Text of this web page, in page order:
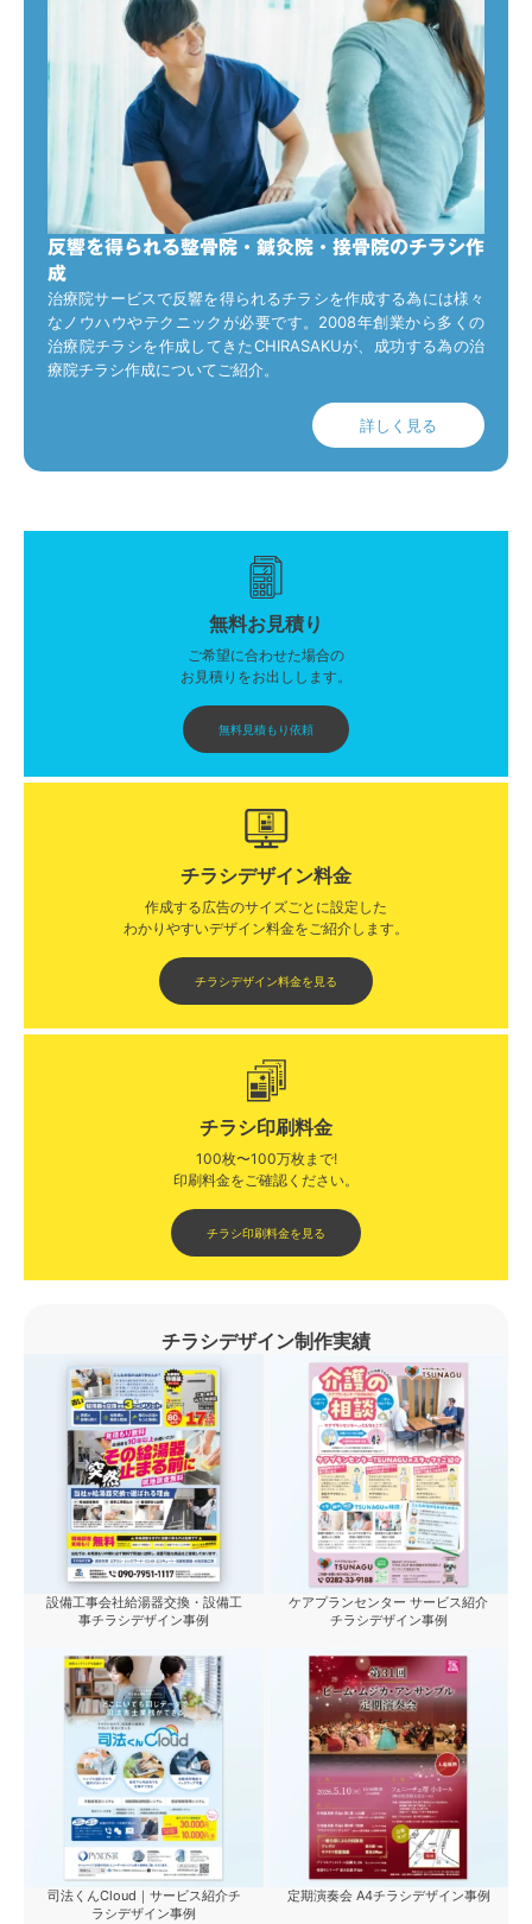
反響を得られる整骨院・鍼灸院・接骨院のチラシ作
成
治療院サービスで反響を得られるチラシを作成する為には様々
なノウハウやテクニックが必要です。2008年創業から多くの
治療院チラシを作成してきたCHIRASAKUが、成功する為の治
療院チラシ作成についてご紹介。
詳しく見る
無料お見積り
ご希望に合わせた場合の
お見積りをお出しします。
無料見積もり依頼
チラシデザイン料金
作成する広告のサイズごとに設定した
わかりやすいデザイン料金をご紹介します。​​
チラシデザイン料金を見る
チラシ印刷料金
100枚〜100万枚まで!
印刷料金をご確認ください。​
チラシ印刷料金を見る
チラシデザイン制作実績
設備工事会社給湯器交換・設備工
事チラシデザイン事例
ケアプランセンター サービス紹介
チラシデザイン事例
司法くんCloud｜サービス紹介チ
ラシデザイン事例
定期演奏会 A4チラシデザイン事例